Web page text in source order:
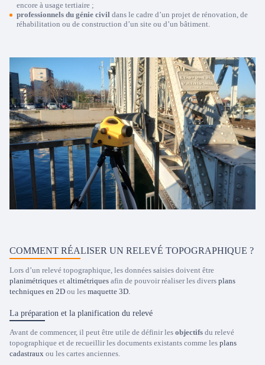
encore à usage tertiaire ;
professionnels du génie civil dans le cadre d’un projet de rénovation, de
réhabilitation ou de construction d’un site ou d’un bâtiment.
COMMENT RÉALISER UN RELEVÉ TOPOGRAPHIQUE ?
Lors d’un relevé topographique, les données saisies doivent être
planimétriques et altimétriques afin de pouvoir réaliser les divers plans
techniques en 2D ou les maquette 3D.
La préparation et la planification du relevé
Avant de commencer, il peut être utile de définir les objectifs du relevé
topographique et de recueillir les documents existants comme les plans
cadastraux ou les cartes anciennes.